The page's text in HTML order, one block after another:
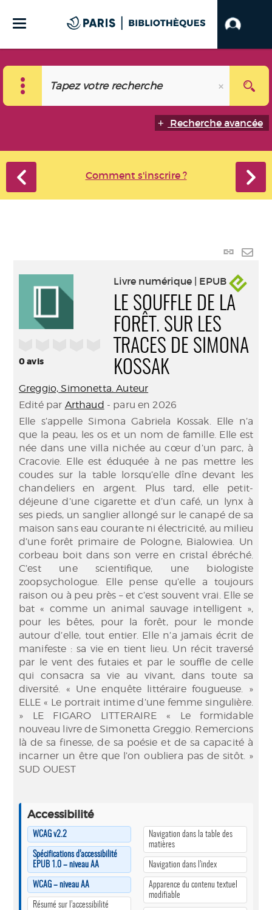
Recherche avancée
Comment s'inscrire ?
Lien
0avis
Livre numérique | EPUB
LE SOUFFLE DE LA
FORÊT. SUR LES
TRACES DE SIMONA
KOSSAK
Greggio, Simonetta. Auteur
Edité par Arthaud - paru en 2026
Elle s’appelle Simona Gabriela Kossak. Elle n’a
que la peau, les os et un nom de famille. Elle est
née dans une villa nichée au cœur d’un parc, à
Cracovie. Elle est éduquée à ne pas mettre les
coudes sur la table lorsqu’elle dîne devant les
chandeliers en argent. Plus tard, elle petit-
déjeune d’une cigarette et d’un café, un lynx à
ses pieds, un sanglier allongé sur le canapé de sa
maison sans eau courante ni électricité, au milieu
d’une forêt primaire de Pologne, Bialowiea. Un
corbeau boit dans son verre en cristal ébréché.
C’est une scientifique, une biologiste
zoopsychologue. Elle pense qu’elle a toujours
raison ou à peu près – et c’est souvent vrai. Elle se
bat « comme un animal sauvage intelligent »,
pour les bêtes, pour la forêt, pour le monde
autour d’elle, tout entier. Elle n’a jamais écrit de
manifeste : sa vie en tient lieu. Un récit traversé
par le vent des futaies et par le souffle de celle
qui consacra sa vie au vivant, dans toute sa
diversité. « Une enquête littéraire fougueuse. »
ELLE « Le portrait intime d’une femme singulière.
» LE FIGARO LITTERAIRE « Le formidable
nouveau livre de Simonetta Greggio. Remercions
là de sa finesse, de sa poésie et de sa capacité à
incarner un être que l’on oubliera pas de sitôt. »
SUD OUEST
Accessibilité
WCAG v2.2
Spécifications d’accessibilité
EPUB 1.0 – niveau AA
WCAG – niveau AA
Résumé sur l’accessibilité
Navigation dans la table des
matières
Navigation dans l’index
Apparence du contenu textuel
modifiable